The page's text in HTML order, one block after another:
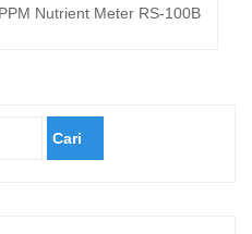
Nutrient Meter RS-100B
Cari